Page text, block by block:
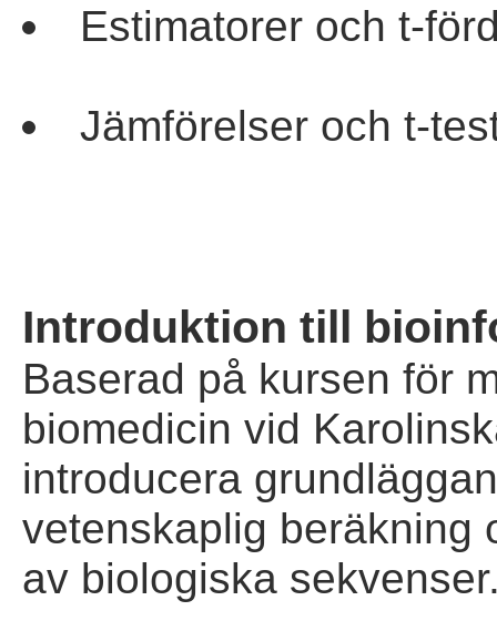
Estimatorer och t-
Jämförelser och t-
Introduktion till
Baserad på kursen för
biomedicin vid
introducera
vetenskaplig beräkning
av biologiska